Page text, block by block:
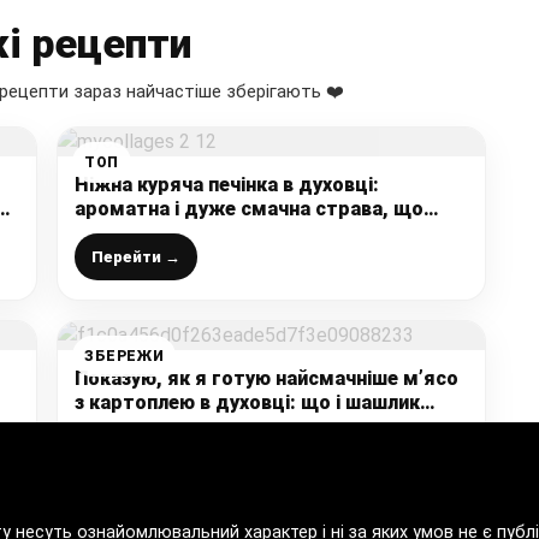
рецепти
зараз найчастіше зберігають ❤️
ТОП
Ніжна куряча печінка в духовці:
ароматна і дуже смачна страва, що
стала улюбленою в нашій сім’ї
Перейти →
ЗБЕРЕЖИ
Показую, як я готую найсмачніше м’ясо
з картоплею в духовці: що і шашлик
може легко замінити
несуть ознайомлювальний характер і ні за яких умов не є